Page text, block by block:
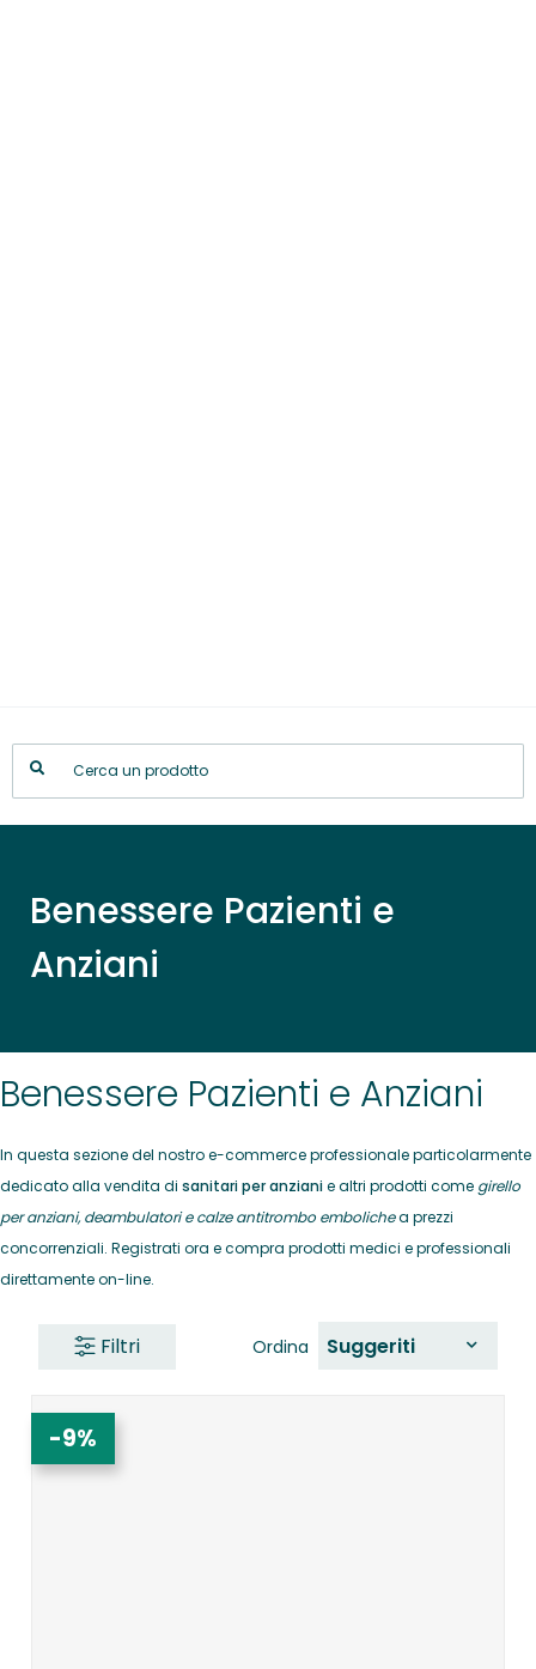
Benessere Pazienti e
Anziani
Benessere Pazienti e Anziani
In questa sezione del nostro e-commerce professionale particolarmente
dedicato alla vendita di sanitari per anzianie altri prodotti come girello
per anziani, deambulatori e calze antitrombo embolichea prezzi
concorrenziali. Registrati ora e compra prodotti medici e professionali
direttamente on-line.
Ordina Suggeriti
Filtri
-9%